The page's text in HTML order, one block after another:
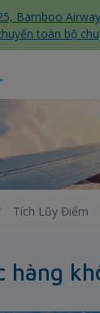
Bamboo
toàn bộ
nhà ga T3
Tích Lũy Điểm
hàng